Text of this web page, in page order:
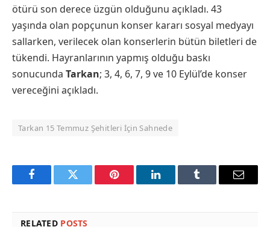
ötürü son derece üzgün olduğunu açıkladı. 43
yaşında olan popçunun konser kararı sosyal medyayı
sallarken, verilecek olan konserlerin bütün biletleri de
tükendi. Hayranlarının yapmış olduğu baskı
sonucunda Tarkan; 3, 4, 6, 7, 9 ve 10 Eylül’de konser
vereceğini açıkladı.
Tarkan 15 Temmuz Şehitleri İçin Sahnede
FacebookTwitter Pinterest LinkedInTumblr Email
RELATED POSTS